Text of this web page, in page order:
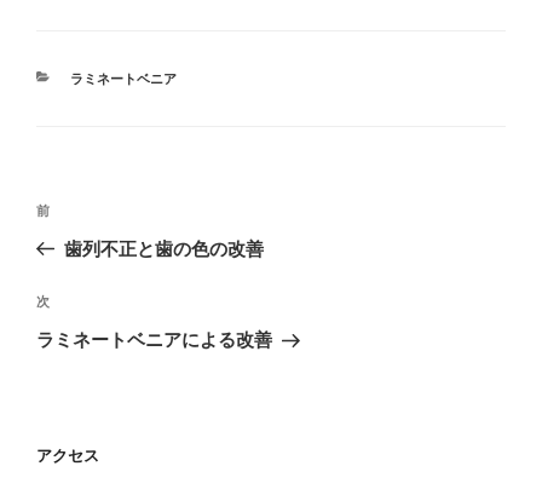
カ
ラミネートベニア
投
ビ
ゲ
ン
過
去
投
稿
前
歯列不正と歯の色の改善
次
の
次
ラミネートベニアによる改善
アクセス